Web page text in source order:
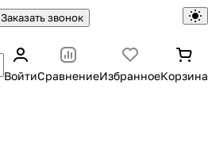
Заказать звонок
ВойтиСравнениеИзбранноеКорзина